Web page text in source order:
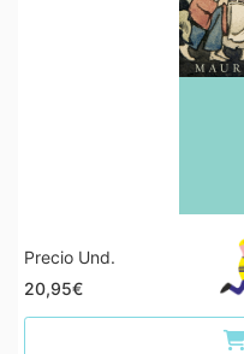
Precio Und.
20,95€